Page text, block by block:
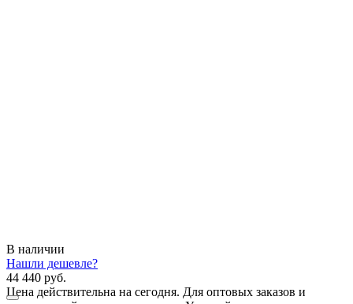
В наличии
Нашли дешевле?
44 440 руб.
Цена действительна на сегодня. Для оптовых заказов и